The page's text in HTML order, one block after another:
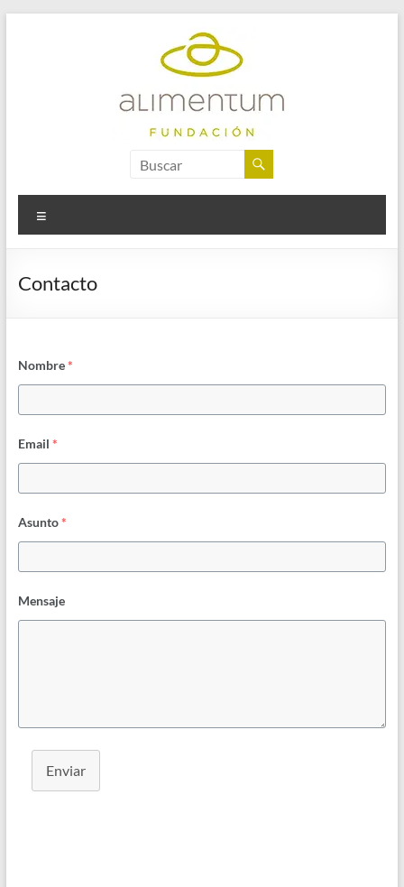
Fundación
Alimentum
Contacto
Nombre*
Email *
Asunto*
Mensaje
Enviar